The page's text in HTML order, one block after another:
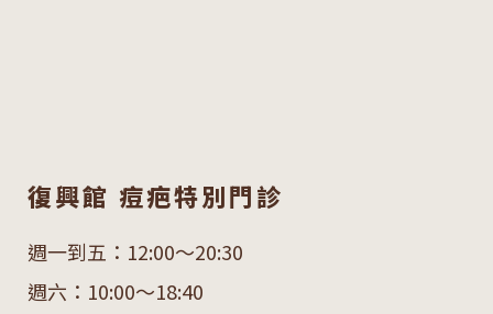
復興館 痘疤特別門診
週一到五：12:00～20:30
週六：10:00～18:40